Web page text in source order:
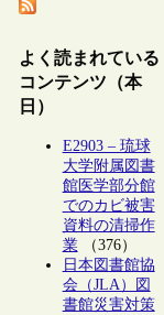
よく読まれている
コンテンツ（本
日）
E2903 – 琉球
大学附属図書
館医学部分館
でのカビ被害
資料の清掃作
業（376）
日本図書館協
会（JLA）図
書館災害対策